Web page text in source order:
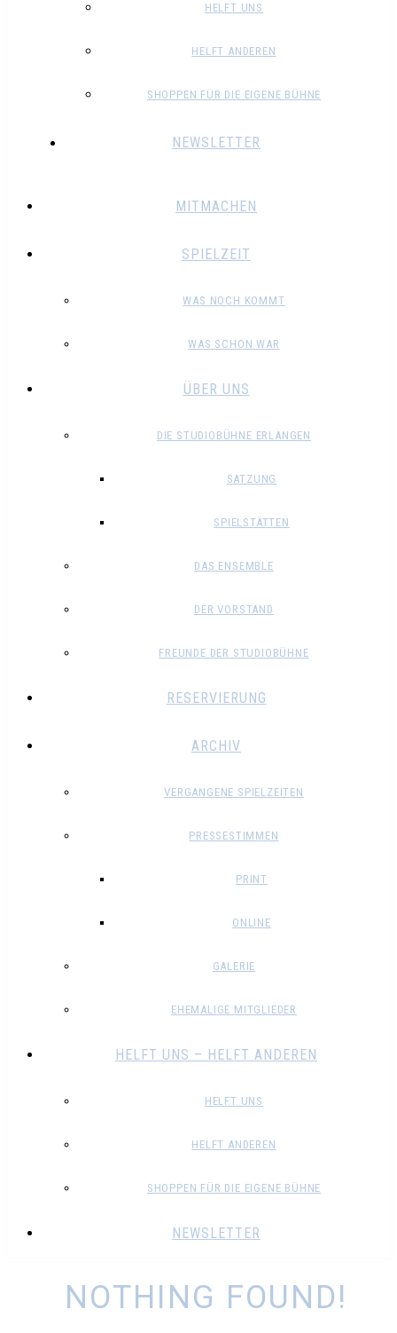
HELFT UNS
HELFT ANDEREN
SHOPPEN FÜR DIE EIGENE BÜHNE
NEWSLETTER
MITMACHEN
SPIELZEIT
WAS NOCH KOMMT
WAS SCHON WAR
ÜBER UNS
DIE STUDIOBÜHNE ERLANGEN
SATZUNG
SPIELSTÄTTEN
DAS ENSEMBLE
DER VORSTAND
FREUNDE DER STUDIOBÜHNE
RESERVIERUNG
ARCHIV
VERGANGENE SPIELZEITEN
PRESSESTIMMEN
PRINT
ONLINE
GALERIE
EHEMALIGE MITGLIEDER
HELFT UNS – HELFT ANDEREN
HELFT UNS
HELFT ANDEREN
SHOPPEN FÜR DIE EIGENE BÜHNE
NEWSLETTER
NOTHING FOUND!